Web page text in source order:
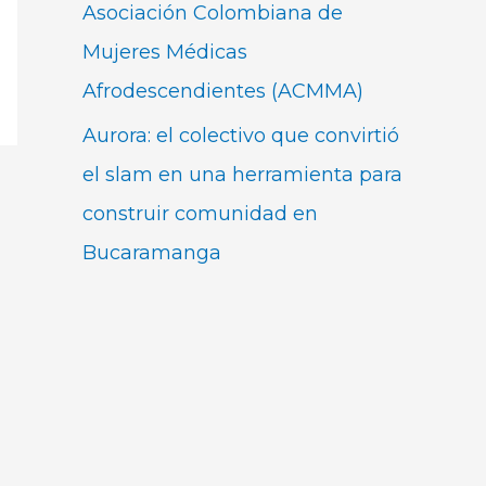
Asociación Colombiana de
Mujeres Médicas
Afrodescendientes (ACMMA)
Aurora: el colectivo que convirtió
el slam en una herramienta para
construir comunidad en
Bucaramanga